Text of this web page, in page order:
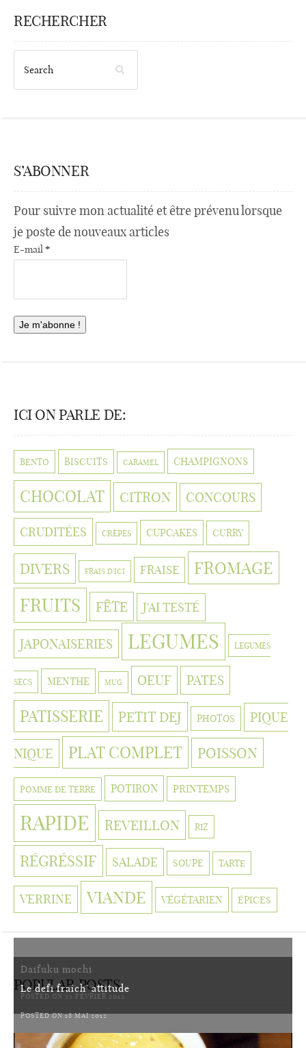
RECHERCHER
S’ABONNER
Pour suivre mon actualité et être prévenu lorsque
je poste de nouveaux articles
E-mail *
ICI ON PARLE DE:
BENTO BISCUITS CARAMEL CHAMPIGNONS
CHOCOLAT CITRON CONCOURS
CRUDITÉES CRÈPES CUPCAKES CURRY
DIVERS FRAIS D'ICI FRAISE FROMAGE
FRUITS FÊTE J'AI TESTÉ
JAPONAISERIES LEGUMES LEGUMES
SECS MENTHE MUG OEUF PATES
PATISSERIE PETIT DEJ PHOTOS PIQUE
NIQUE PLAT COMPLET POISSON
POMME DE TERRE POTIRON PRINTEMPS
RAPIDE REVEILLON RIZ
RÉGRÉSSIF SALADE SOUPE TARTE
VERRINE VIANDE VÉGÉTARIEN ÉPICES
POPULAR POSTS
Daifuku mochi
POSTED ON 22 FÉVRIER 2012
Le defi fraîch’ attitude
POSTED ON 18 MAI 2012